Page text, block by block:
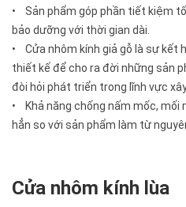
• Sản phẩm góp phần tiết kiệm
bảo dưỡng với thời gian dài.
• Cửa nhôm kính giả gỗ là sự kết
thiết kế để cho ra đời những sản
đòi hỏi phát triển trong lĩnh vực
• Khả năng chống nấm mốc, mối
hẳn so với sản phẩm làm từ
Cửa nhôm kính lùa